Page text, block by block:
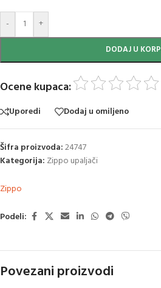
- +
DODAJ U
Ocene kupaca:
Uporedi Dodaj u omiljeno
Šifra proizvoda:24747
Kategorija: Zippo upaljači
Zippo
Podeli:
Povezani proizvodi